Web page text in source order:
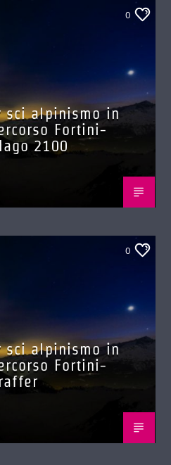
0
sci alpinismo in
Fortini-
2100
0
sci alpinismo in
Fortini-